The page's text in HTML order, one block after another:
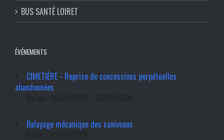
BUS SANTÉ LOIRET
ÉVÉNEMENTS
CIMETIÈRE - Reprise de concessions perpétuelles
abandonnées
Balayage mécanique des caniveaux